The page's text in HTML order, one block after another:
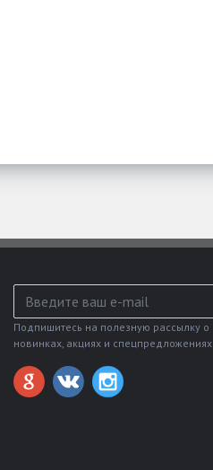
Подпишитесь на полезную рассылку о
новинках, акциях и спецпредложениях